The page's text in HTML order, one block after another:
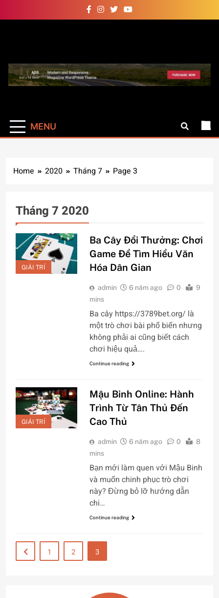
to
Auto Pro
hơn
MENU
Home 2020 Tháng 7 Page 3
Tháng 7 2020
GIẢI TRÍ
Ba Cây Đổi Thưởng: Chơi
Game Để Tìm Hiểu Văn
Hóa Dân Gian
admin 6 năm ago 0
9
mins
Ba cây https://3789bet.org/ là
một trò chơi bài phổ biến nhưng
không phải ai cũng biết cách
chơi hiệu quả….
Continue reading
GIẢI TRÍ
Mậu Binh Online: Hành
Trình Từ Tân Thủ Đến
Cao Thủ
admin 6 năm ago 0
8
mins
Bạn mới làm quen với Mậu Binh
và muốn chinh phục trò chơi
này? Đừng bỏ lỡ hướng dẫn
chi…
Continue reading
1 2 3